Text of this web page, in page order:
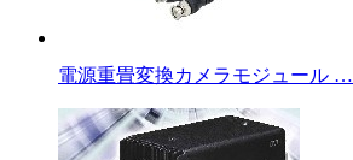
電源重畳変換カメラモジュール …